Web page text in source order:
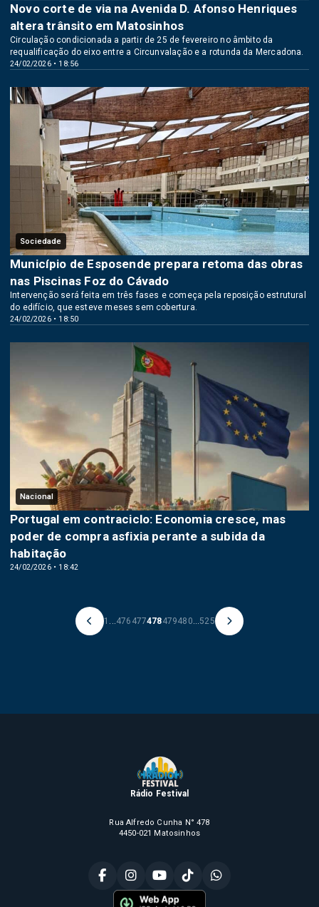
24/02/2026 • 18:56
Novo corte de via na Avenida D. Afonso Henriques
altera trânsito em Matosinhos
Circulação condicionada a partir de 25 de fevereiro no âmbito da
requalificação do eixo entre a Circunvalação e a rotunda da Mercadona.
Sociedade
24/02/2026 • 18:50
Município de Esposende prepara retoma das obras
nas Piscinas Foz do Cávado
Intervenção será feita em três fases e começa pela reposição estrutural
do edifício, que esteve meses sem cobertura.
Nacional
24/02/2026 • 18:42
Portugal em contraciclo: Economia cresce, mas
poder de compra asfixia perante a subida da
habitação
1 476 477478479480 525
Rádio Festival
Rua Alfredo Cunha N° 478
4450-021 Matosinhos